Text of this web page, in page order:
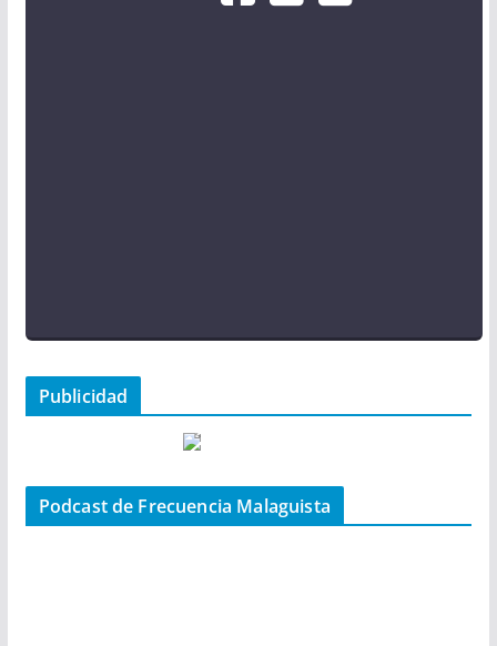
Publicidad
Podcast de Frecuencia Malaguista